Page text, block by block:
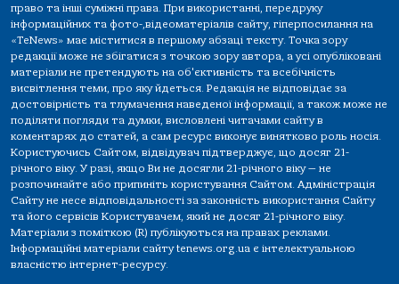
право та інші суміжні права. При використанні, передруку
інформаційних та фото-,відеоматеріалів сайту, гіперпосилання на
«TeNews» має міститися в першому абзаці тексту. Точка зору
редакції може не збігатися з точкою зору автора, а усі опубліковані
матеріали не претендують на об'єктивність та всебічність
висвітлення теми, про яку йдеться. Редакція не відповідає за
достовірність та тлумачення наведеної інформації, а також може не
поділяти погляди та думки, висловлені читачами сайту в
коментарях до статей, а сам ресурс виконує винятково роль носія.
Користуючись Сайтом, відвідувач підтверджує, що досяг 21-
річного віку. У разі, якщо Ви не досягли 21-річного віку — не
розпочинайте або припиніть користування Сайтом. Адміністрація
Сайту не несе відповідальності за законність використання Сайту
та його сервісів Користувачем, який не досяг 21-річного віку.
Матеріали з поміткою (R) публікуються на правах реклами.
Інформаційні матеріали сайту tenews.org.ua є інтелектуальною
власністю інтернет-ресурсу.